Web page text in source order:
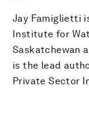
Jay Famiglietti
Institute for
Saskatchewan
is the lead
Private Sector